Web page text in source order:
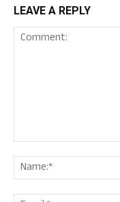
LEAVE A REPLY